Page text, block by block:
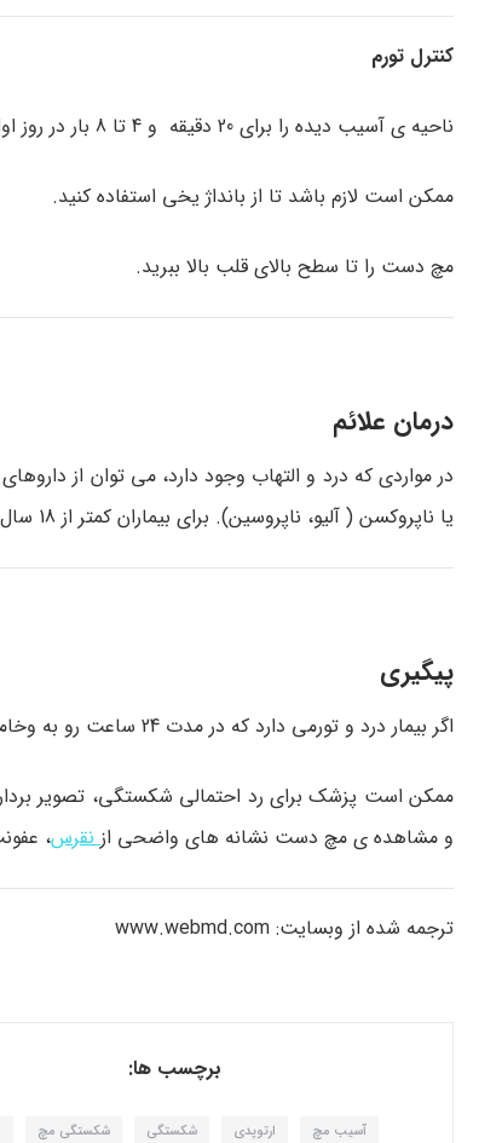
کنترل تورم
ناحیه ی آسیب دیده را برای 20 دقیقه و 4 تا 8 بار در روز اول با یخ بپوشانید.
ممکن است لازم باشد تا از بانداژ یخی استفاده کنید.
مچ دست را تا سطح بالای قلب بالا ببرید.
درمان علائم
در مواردی که درد و التهاب وجود دارد، می توان از
یا ناپروکسن ( آلیو، ناپروسین). برای بیماران کمتر از 18 سال از
پیگیری
اگر بیمار درد و تورمی دارد که در مدت 24 ساعت رو به وخامت است، به پزشک اطلاع دهید.
ممکن است پزشک برای رد احتمالی شکستگی، تصویر
و مشاهده ی مچ دست نشانه های واضحی ازنقرس،
ترجمه شده از وبسایت: www.webmd.com
برچسب ها:
آسیب مچ ارتوپدی شکستگی شکستگی مچ